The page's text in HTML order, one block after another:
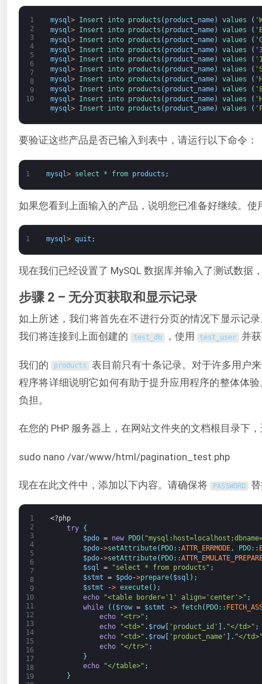
1
2
3
4
5
6
7
8
9
10
mysql> Insert into products ( product_name) values (
mysql> Insert into products ( product_name) values (
mysql> Insert into products ( product_name) values (
mysql > Insert into products ( product_name) values (
mysql> Insert into products ( product_name) values (
mysql> Insert into products ( product_name) values (
mysql> Insert into products ( product_name) values (
mysql > Insert into products ( product_name) values (
mysql > Insert into products ( product_name) values (
mysql> Insert into products ( product_name) values (
要验证这些产品是否已输入到表中，请运行以下命令：
1 mysql > select * from products ;
如果您看到上面输入的产品，说明您已准备好继续。使
1 mysql> quit ;
现在我们已经设置了 MySQL 数据库并输入了测试数据
步骤 2 – 无分页获取和显示记录
如上所述，我们将首先在不进行分页的情况下显示记
我们将连接到上面创建的
test_db ，使用 test_user 并
我们的 products 表目前只有十条记录。对于许多用户
程序将详细说明它如何有助于提升应用程序的整体体
负担。
在您的 PHP 服务器上，在网站文件夹的文档根目录下
sudo nano /var/www/html/pagination_test.php
现在在此文件中，添加以下内容。请确保将 PASSWORD 替
1
2
3
4
5
6
7
8
9
10
11
12
13
14
15
16
17
18
19
<?php
try
{
$pdo = new PDO(
$pdo->setAttribute( PDO::ATTR_ERRMODE, PDO::
$pdo->setAttribute( PDO::
$sql = "select * from products" ;
$stmt = $pdo->prepare( $sql ) ;
$stmt
-> execute( ) ;
echo
"<table border='1' align='center'>" ;
while
( ( $row = $stmt -> fetch( PDO::
echo
"<tr>" ;
echo
"<td>" . $row[ 'product_id' . "</td>" ;
echo
"<td>" . $row[ 'product_name' . "</
echo
"</tr>" ;
}
echo
"</table>" ;
}